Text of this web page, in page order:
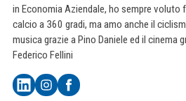
in Economia Aziendale, ho sempre voluto
calcio a 360 gradi, ma amo anche il
musica grazie a Pino Daniele ed il cinema
Federico Fellini